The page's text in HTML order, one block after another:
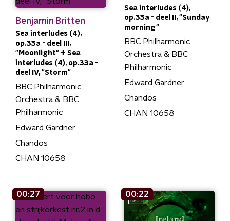
Benjamin Britten
Sea interludes (4),
op.33a - deel III,
"Moonlight" + Sea
interludes (4), op.33a -
deel IV, "Storm"
BBC Philharmonic
Orchestra & BBC
Philharmonic
Edward Gardner
Chandos
CHAN 10658
Sea interludes (4),
op.33a - deel II, "Sunday
morning"
BBC Philharmonic
Orchestra & BBC
Philharmonic
Edward Gardner
Chandos
CHAN 10658
00:27 00:22